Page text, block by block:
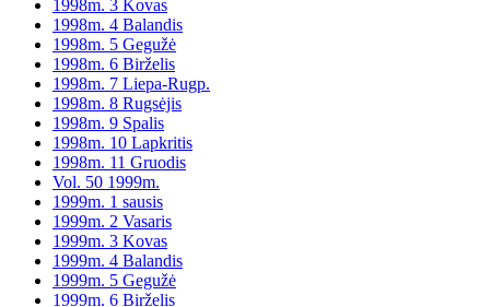
1998m. 3 Kovas
1998m. 4 Balandis
1998m. 5 Gegužė
1998m. 6 Birželis
1998m. 7 Liepa-Rugp.
1998m. 8 Rugsėjis
1998m. 9 Spalis
1998m. 10 Lapkritis
1998m. 11 Gruodis
Vol. 50 1999m.
1999m. 1 sausis
1999m. 2 Vasaris
1999m. 3 Kovas
1999m. 4 Balandis
1999m. 5 Gegužė
1999m. 6 Birželis